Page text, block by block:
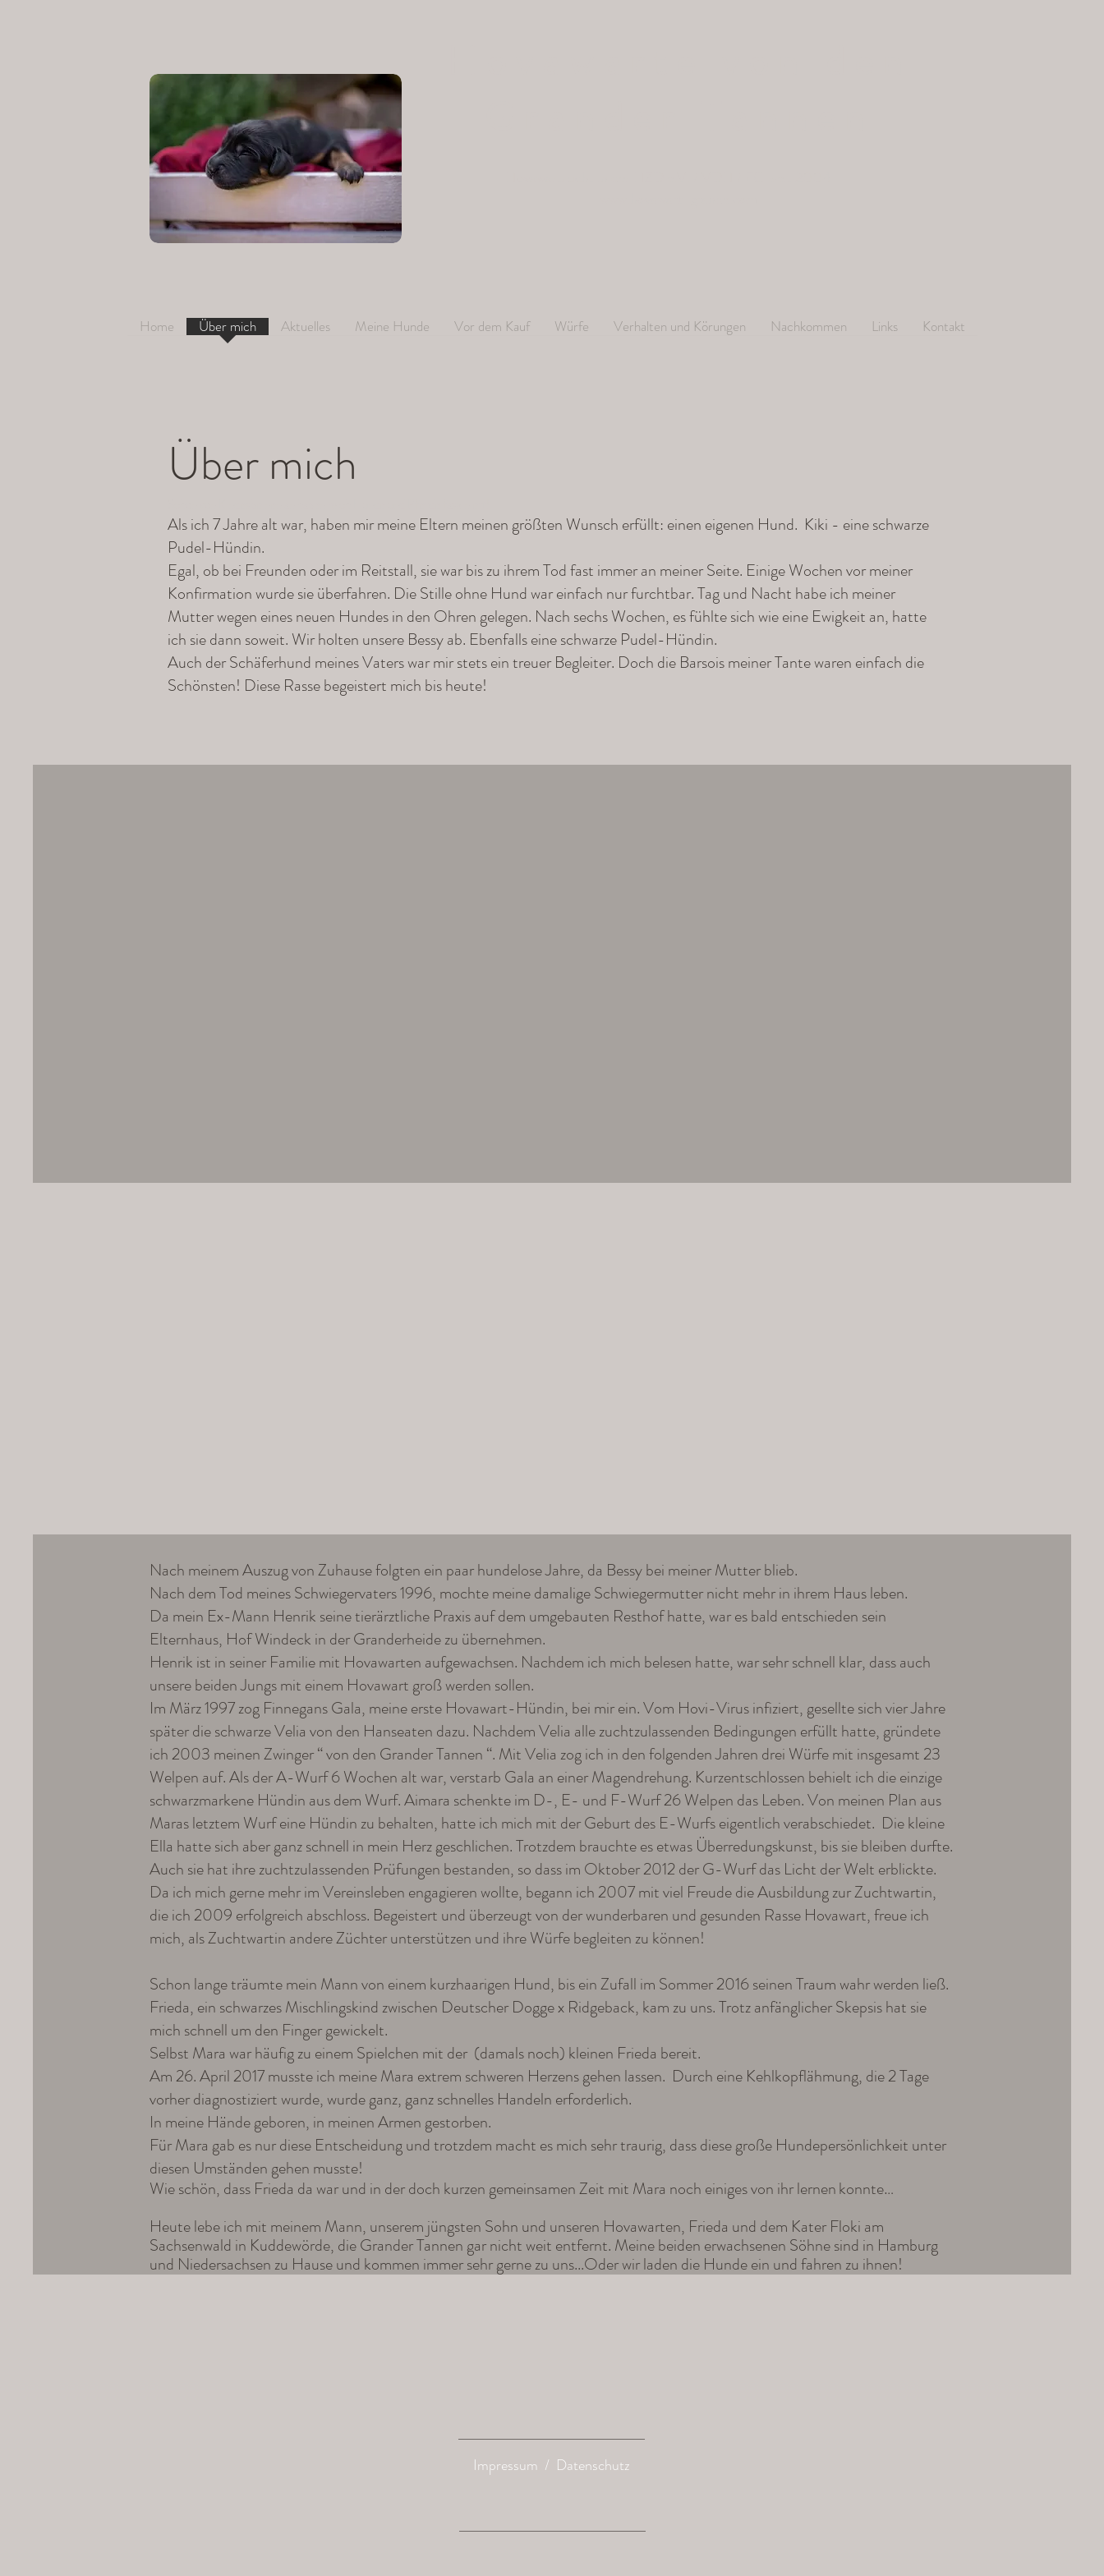
Home Über mich Aktuelles Meine Hunde Vor dem Kauf Würfe Verhalten und Körungen Nachkommen Links Kontakt
Über mich
Als ich 7 Jahre alt war, haben mir meine Eltern meinen größten Wunsch erfüllt: einen eigenen Hund. Kiki - eine schwarze
Pudel-Hündin.
Egal, ob bei Freunden oder im Reitstall, sie war bis zu ihrem Tod fast immer an meiner Seite. Einige Wochen vor meiner
Konfirmation wurde sie überfahren. Die Stille ohne Hund war einfach nur furchtbar. Tag und Nacht habe ich meiner
Mutter wegen eines neuen Hundes in den Ohren gelegen. Nach sechs Wochen, es fühlte sich wie eine Ewigkeit an, hatte
ich sie dann soweit. Wir holten unsere Bessy ab. Ebenfalls eine schwarze Pudel-Hündin.
Auch der Schäferhund meines Vaters war mir stets ein treuer Begleiter. Doch die Barsois meiner Tante waren einfach die
Schönsten! Diese Rasse begeistert mich bis heute!
Nach meinem Auszug von Zuhause folgten ein paar hundelose Jahre, da Bessy bei meiner Mutter blieb.
Nach dem Tod meines Schwiegervaters 1996, mochte meine damalige Schwiegermutter nicht mehr in ihrem Haus leben.
Da mein Ex-Mann Henrik seine tierärztliche Praxis auf dem umgebauten Resthof hatte, war es bald entschieden sein
Elternhaus, Hof Windeck in der Granderheide zu übernehmen.
Henrik ist in seiner Familie mit Hovawarten aufgewachsen. Nachdem ich mich belesen hatte, war sehr schnell klar, dass auch
unsere beiden Jungs mit einem Hovawart groß werden sollen.
Im März 1997 zog Finnegans Gala, meine erste Hovawart-Hündin, bei mir ein. Vom Hovi-Virus infiziert, gesellte sich vier Jahre
später die schwarze Velia von den Hanseaten dazu. Nachdem Velia alle zuchtzulassenden Bedingungen erfüllt hatte, gründete
ich 2003 meinen Zwinger “ von den Grander Tannen “. Mit Velia zog ich in den folgenden Jahren drei Würfe mit insgesamt 23
Welpen auf. Als der A-Wurf 6 Wochen alt war, verstarb Gala an einer Magendrehung. Kurzentschlossen behielt ich die einzige
schwarzmarkene Hündin aus dem Wurf. Aimara schenkte im D-, E- und F-Wurf 26 Welpen das Leben. Von meinen Plan aus
Maras letztem Wurf eine Hündin zu behalten, hatte ich mich mit der Geburt des E-Wurfs eigentlich verabschiedet. Die kleine
Ella hatte sich aber ganz schnell in mein Herz geschlichen. Trotzdem brauchte es etwas Überredungskunst, bis sie bleiben durfte.
Auch sie hat ihre zuchtzulassenden Prüfungen bestanden, so dass im Oktober 2012 der G-Wurf das Licht der Welt erblickte.
Da ich mich gerne mehr im Vereinsleben engagieren wollte, begann ich 2007 mit viel Freude die Ausbildung zur Zuchtwartin,
die ich 2009 erfolgreich abschloss. Begeistert und überzeugt von der wunderbaren und gesunden Rasse Hovawart, freue ich
mich, als Zuchtwartin andere Züchter unterstützen und ihre Würfe begleiten zu können!
Schon lange träumte mein Mann von einem kurzhaarigen Hund, bis ein Zufall im Sommer 2016 seinen Traum wahr werden ließ.
Frieda, ein schwarzes Mischlingskind zwischen Deutscher Dogge x Ridgeback, kam zu uns. Trotz anfänglicher Skepsis hat sie
mich schnell um den Finger gewickelt.
Selbst Mara war häufig zu einem Spielchen mit der (damals noch) kleinen Frieda bereit.
Am 26. April 2017 musste ich meine Mara extrem schweren Herzens gehen lassen. Durch eine Kehlkopflähmung, die 2 Tage
vorher diagnostiziert wurde, wurde ganz, ganz schnelles Handeln erforderlich.
In meine Hände geboren, in meinen Armen gestorben.
Für Mara gab es nur diese Entscheidung und trotzdem macht es mich sehr traurig, dass diese große Hundepersönlichkeit unter
diesen Umständen gehen musste!
Wie schön, dass Frieda da war und in der doch kurzen gemeinsamen Zeit mit Mara noch einiges von ihr lernenkonnte…
Heute lebe ich mit meinem Mann, unserem jüngsten Sohn und unseren Hovawarten, Frieda und dem Kater Floki am
Sachsenwald in Kuddewörde, die Grander Tannen gar nicht weit entfernt. Meine beiden erwachsenen Söhne sind in Hamburg
und Niedersachsen zu Hause und kommen immer sehr gerne zu uns...Oder wir laden die Hunde ein und fahren zu ihnen!
Impressum / Datenschutz